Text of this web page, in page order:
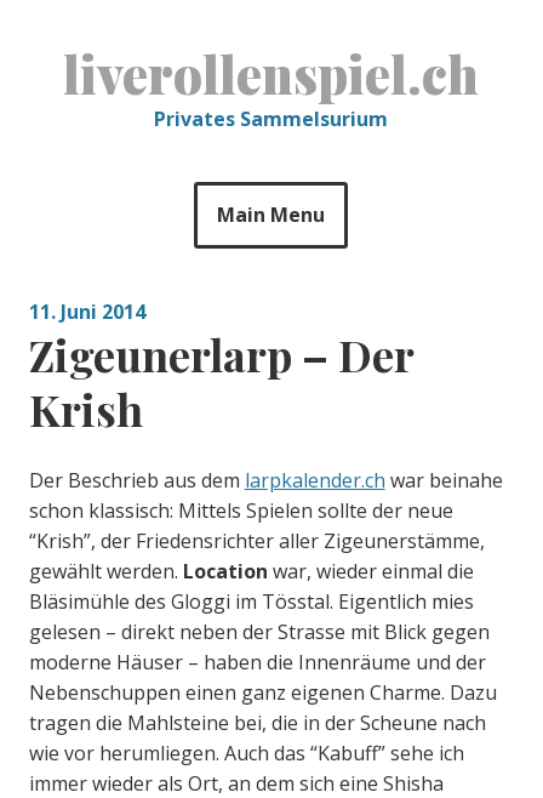
liverollenspiel.ch
Privates Sammelsurium
Main Menu
11. Juni 2014
Zigeunerlarp – Der
Krish
Der Beschrieb aus dem larpkalender.ch war beinahe
schon klassisch: Mittels Spielen sollte der neue
“Krish”, der Friedensrichter aller Zigeunerstämme,
gewählt werden. Location war, wieder einmal die
Bläsimühle des Gloggi im Tösstal. Eigentlich mies
gelesen – direkt neben der Strasse mit Blick gegen
moderne Häuser – haben die Innenräume und der
Nebenschuppen einen ganz eigenen Charme. Dazu
tragen die Mahlsteine bei, die in der Scheune nach
wie vor herumliegen. Auch das “Kabuff” sehe ich
immer wieder als Ort, an dem sich eine Shisha